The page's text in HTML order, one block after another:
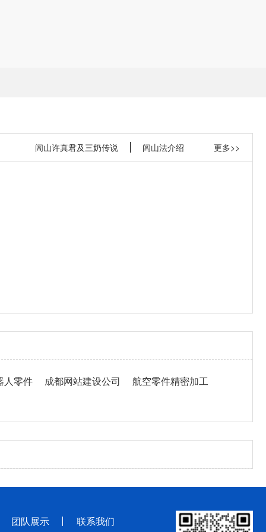
更多>>
闾山许真君及三奶传说 闾山法介绍
人零件 成都网站建设公司 航空零件精密加工
团队展示 联系我们